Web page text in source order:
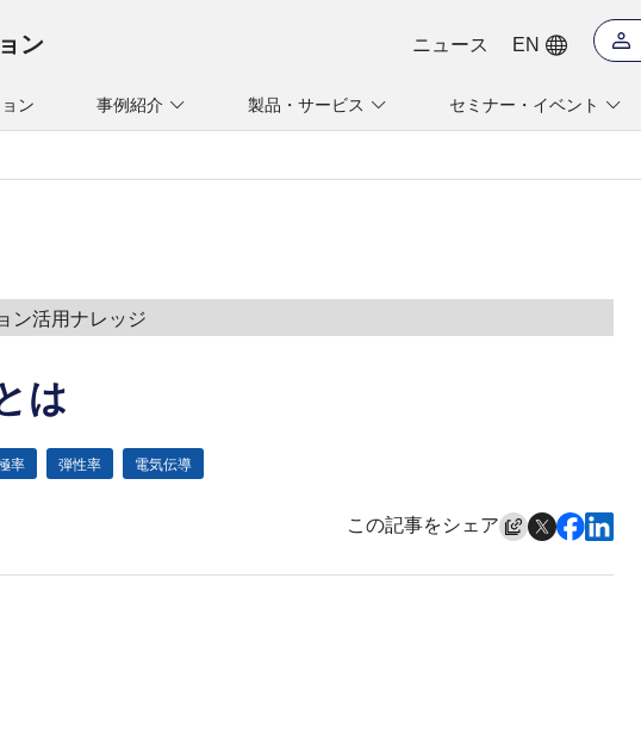
ン ニュース EN
ン 事例紹介 製品・サービス セミナー・イベント
ン活用ナレッジ
は
率 弾性率 電気伝導
この記事をシェア